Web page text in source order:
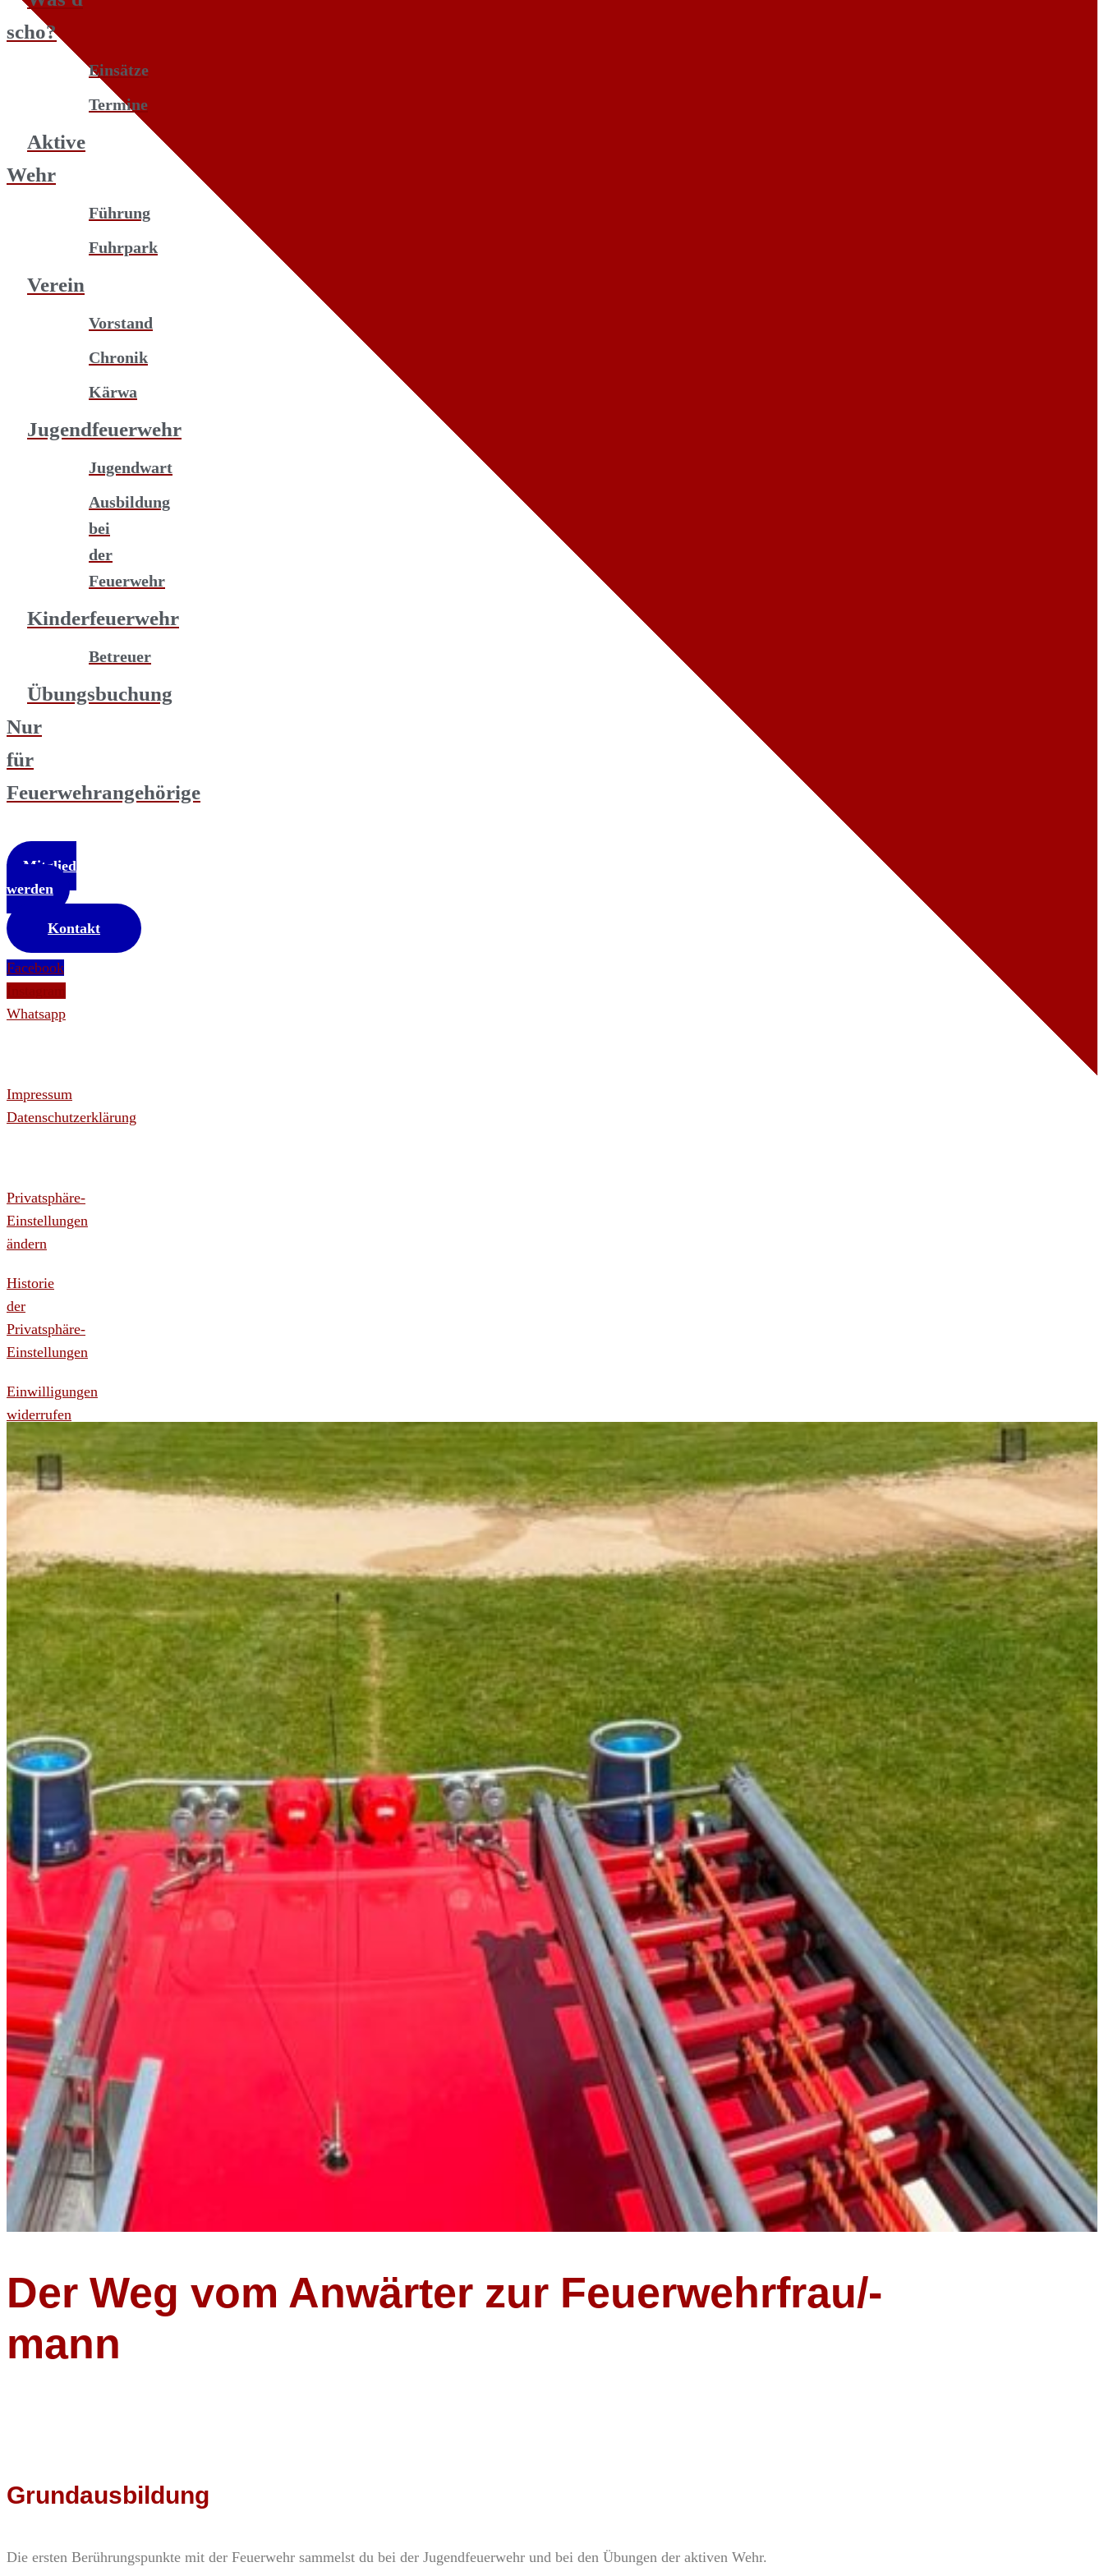
scho?
Einsätze
Termine
Aktive
Wehr
Führung
Fuhrpark
Verein
Vorstand
Chronik
Kärwa
Jugendfeuerwehr
Jugendwart
Ausbildung
bei
der
Feuerwehr
Kinderfeuerwehr
Betreuer
Übungsbuchung
Nur
für
Feuerwehrangehörige
Mitglied
werden
Kontakt
Facebook
Whatsapp
Impressum
Datenschutzerklärung
Privatsphäre-
Einstellungen
ändern
Historie
der
Privatsphäre-
Einstellungen
Einwilligungen
widerrufen
Der Weg vom Anwärter zur Feuerwehrfrau/-
mann
Grundausbildung
Die ersten Berührungspunkte mit der Feuerwehr sammelst du bei der Jugendfeuerwehr und bei den Übungen der aktiven Wehr.